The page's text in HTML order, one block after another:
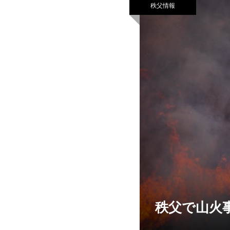
秩父情報
秩父で山火